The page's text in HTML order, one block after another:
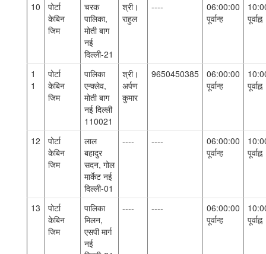
10
पोर्टा
केबिन
जिम
चरक
पालिका,
मोती बाग
नई
दिल्ली-21
श्री।
राहुल
----
06:00:00
पूर्वान्ह
पूर्वाह्न
1
1
पोर्टा
केबिन
जिम
पालिका
एन्क्लेव,
मोती बाग
नई दिल्ली
110021
श्री।
अर्पण
कुमार
9650450385
06:00:00
पूर्वान्ह
पूर्वाह्न
12
पोर्टा
केबिन
जिम
लाल
बहादुर
सदन, गोल
मार्केट नई
दिल्ली-01
---- ----
06:00:00
पूर्वान्ह
पूर्वाह्न
13
पोर्टा
केबिन
जिम
पालिका
मिलन,
एसपी मार्ग
नई
---- ----
06:00:00
पूर्वान्ह
पूर्वाह्न